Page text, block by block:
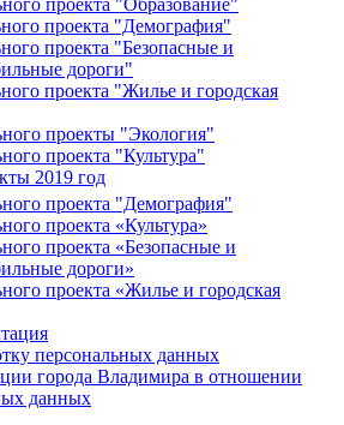
проекта "Образование"
проекта "Демография"
проекта "Безопасные и
дороги"
проекта "Жилье и городская
проекты "Экология"
проекта "Культура"
2019 год
проекта "Демография"
проекта «Культура»
проекта «Безопасные и
дороги»
проекта «Жилье и городская
персональных данных
города Владимира в отношении
данных